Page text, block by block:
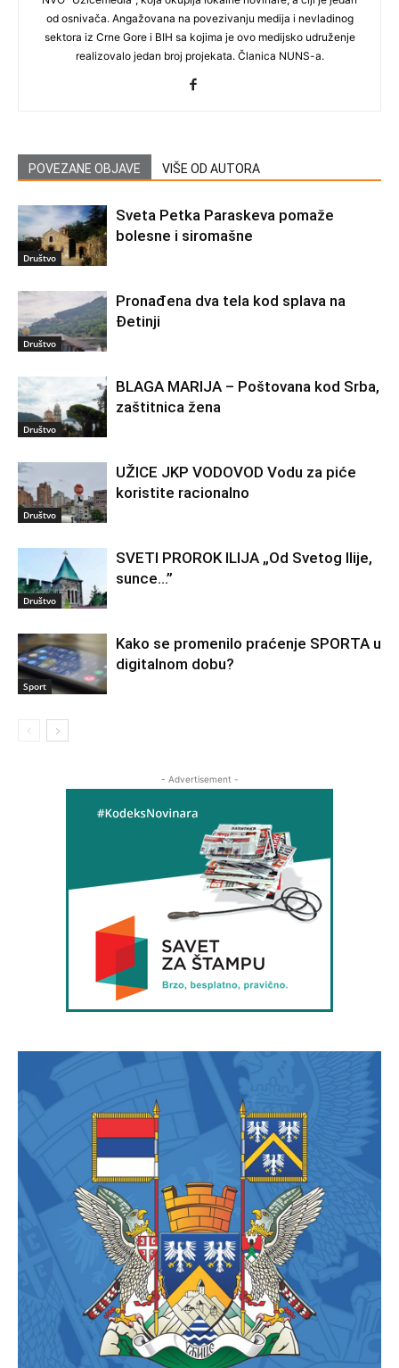
od osnivača. Angažovana na povezivanju medija i nevladinog
sektora iz Crne Gore i BIH sa kojima je ovo medijsko udruženje
realizovalo jedan broj projekata. Članica NUNS-a.
POVEZANE OBJAVE VIŠE OD AUTORA
Društvo
Sveta Petka Paraskeva pomaže
bolesne i siromašne
Društvo
Pronađena dva tela kod splava na
Đetinji
Društvo
BLAGA MARIJA – Poštovana kod Srba,
zaštitnica žena
Društvo
UŽICE JKP VODOVOD Vodu za piće
koristite racionalno
Društvo
SVETI PROROK ILIJA „Od Svetog Ilije,
sunce…”
Sport
Kako se promenilo praćenje SPORTA u
digitalnom dobu?
- Advertisement -